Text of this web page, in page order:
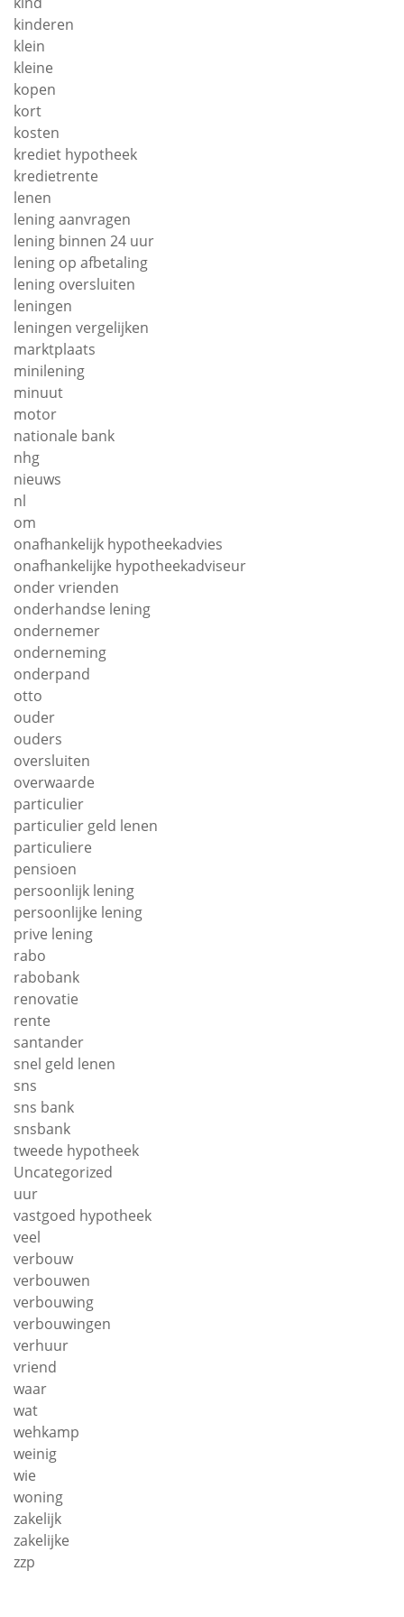
kinderen
klein
kleine
kopen
kort
kosten
krediet hypotheek
kredietrente
lenen
lening aanvragen
lening binnen 24 uur
lening op afbetaling
lening oversluiten
leningen
leningen vergelijken
marktplaats
minilening
minuut
motor
nationale bank
nhg
nieuws
nl
om
onafhankelijk hypotheekadvies
onafhankelijke hypotheekadviseur
onder vrienden
onderhandse lening
ondernemer
onderneming
onderpand
otto
ouder
ouders
oversluiten
overwaarde
particulier
particulier geld lenen
particuliere
pensioen
persoonlijk lening
persoonlijke lening
prive lening
rabo
rabobank
renovatie
rente
santander
snel geld lenen
sns
sns bank
snsbank
tweede hypotheek
Uncategorized
uur
vastgoed hypotheek
veel
verbouw
verbouwen
verbouwing
verbouwingen
verhuur
vriend
waar
wat
wehkamp
weinig
wie
woning
zakelijk
zakelijke
zzp